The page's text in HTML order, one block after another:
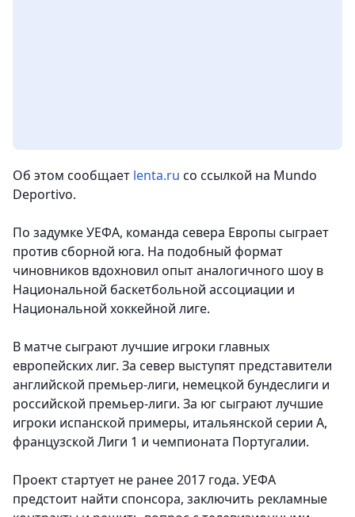
Об этом сообщает lenta.ru со ссылкой на Mundo
Deportivo.
По задумке УЕФА, команда севера Европы сыграет
против сборной юга. На подобный формат
чиновников вдохновил опыт аналогичного шоу в
Национальной баскетбольной ассоциации и
Национальной хоккейной лиге.
В матче сыграют лучшие игроки главных
европейских лиг. За север выступят представители
английской премьер-лиги, немецкой бундеслиги и
российской премьер-лиги. За юг сыграют лучшие
игроки испанской примеры, итальянской серии А,
французской Лиги 1 и чемпионата Португалии.
Проект стартует не ранее 2017 года. УЕФА
предстоит найти спонсора, заключить рекламные